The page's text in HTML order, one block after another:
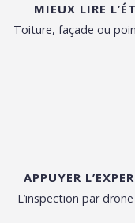
MIEUX LIRE
Toiture, façade ou
APPUYER
L’inspection par